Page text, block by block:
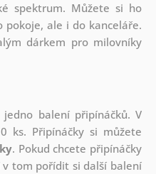
spektrum. Můžete si ho
pokoje, ale i do kanceláře.
dárkem pro milovníky
balení připínáčků. V
ks. Připínáčky si můžete
. Pokud chcete připínáčky
tom pořídit si další balení